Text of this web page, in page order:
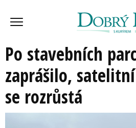
Po stavebních
zaprášilo,
se rozrůstá